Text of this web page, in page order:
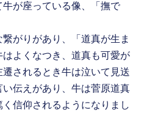
が座っている像、「撫で
がりがあり、「道真が生ま
よくなつき、道真も可愛が
されるとき牛は泣いて見送
伝えがあり、牛は菅原道真
く信仰されるようになりまし